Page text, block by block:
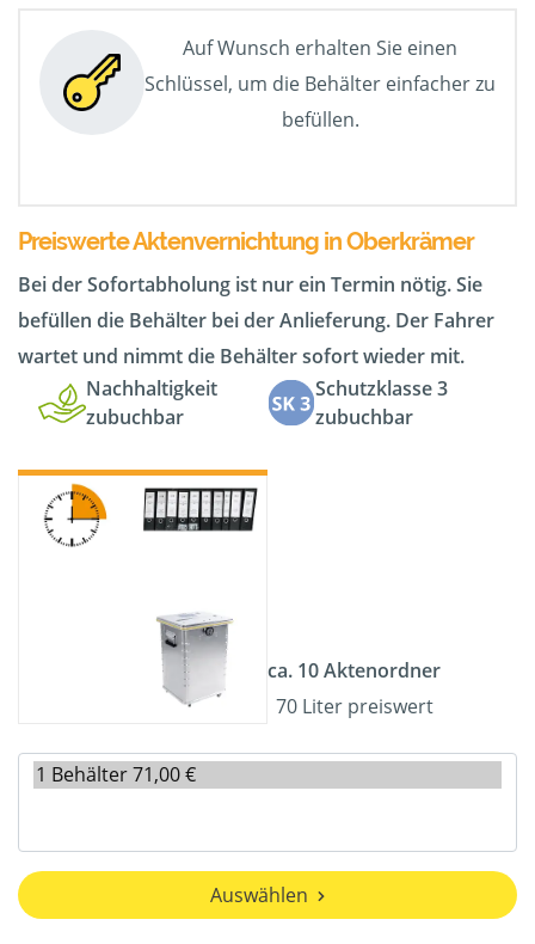
Auf Wunsch erhalten Sie einen
Schlüssel, um die Behälter einfacher zu
befüllen.
Preiswerte Aktenvernichtung in Oberkrämer
Bei der Sofortabholung ist nur ein Termin nötig. Sie
befüllen die Behälter bei der Anlieferung. Der Fahrer
wartet und nimmt die Behälter sofort wieder mit.
Nachhaltigkeit
zubuchbar
Schutzklasse 3
zubuchbar
ca. 10 Aktenordner
70 Liter preiswert
Auswählen